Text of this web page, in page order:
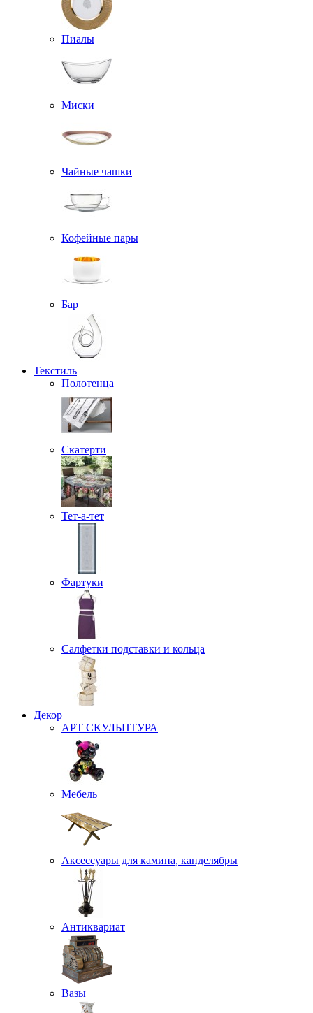
Пиалы
Миски
Чайные чашки
Кофейные пары
Бар
Текстиль
Полотенца
Скатерти
Тет-а-тет
Фартуки
Салфетки подставки и кольца
Декор
АРТ СКУЛЬПТУРА
Мебель
Аксессуары для камина, канделябры
Антиквариат
Вазы